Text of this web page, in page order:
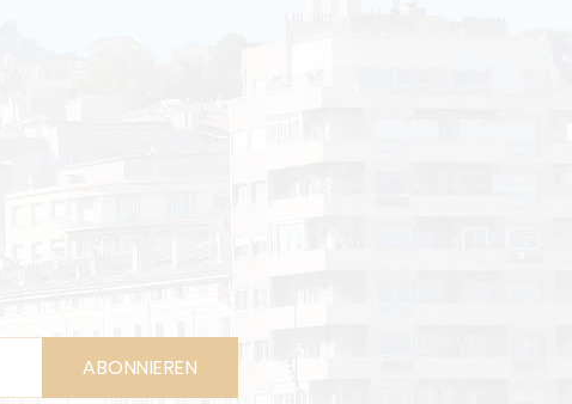
ABONNIEREN